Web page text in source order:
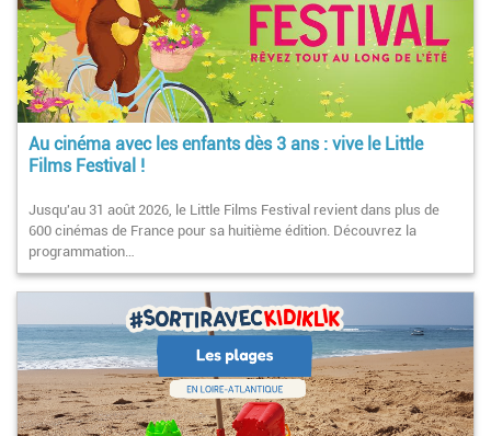
Au cinéma avec les enfants dès 3 ans : vive le Little
Films Festival !
Jusqu'au 31 août 2026, le Little Films Festival revient dans plus de
600 cinémas de France pour sa huitième édition. Découvrez la
programmation…